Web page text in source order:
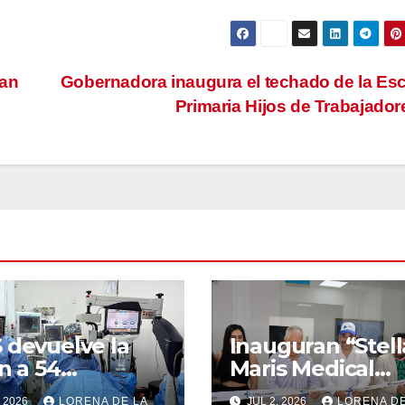
Gobernadora inaugura el techado de la
Primaria Hijos de
devuelve la
a 54
con
2026 LORENA DE LA
Inauguran
Maris Medical
Center” en
JUL 2, 2026 LORENA